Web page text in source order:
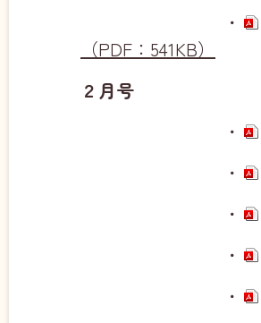
・
（PDF：541KB）
２月号
・
・
・
・
・